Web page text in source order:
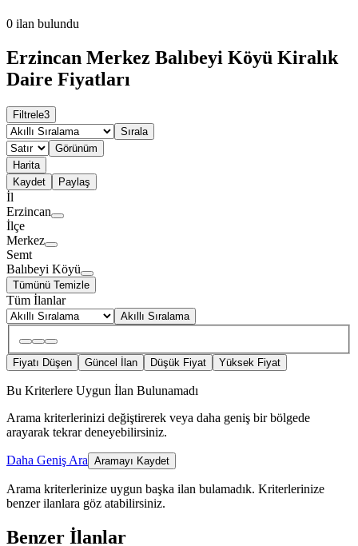
0 ilan bulundu
Erzincan Merkez Balıbeyi Köyü Kiralık
Daire Fiyatları
Filtrele3
Sırala
Görünüm
Harita
Kaydet
Paylaş
İl
Erzincan
İlçe
Merkez
Semt
Balıbeyi Köyü
Tümünü Temizle
Tüm İlanlar
Akıllı Sıralama
Fiyatı Düşen Güncel İlan Düşük Fiyat Yüksek Fiyat
Bu Kriterlere Uygun İlan Bulunamadı
Arama kriterlerinizi değiştirerek veya daha geniş bir bölgede
arayarak tekrar deneyebilirsiniz.
Daha Geniş Ara Aramayı Kaydet
Arama kriterlerinize uygun başka ilan bulamadık. Kriterlerinize
benzer ilanlara göz atabilirsiniz.
Benzer İlanlar